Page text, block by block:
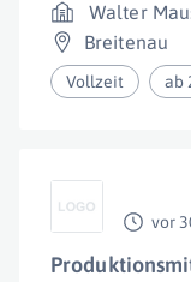
Walter
Breitenau
Vollzeit ab
vor